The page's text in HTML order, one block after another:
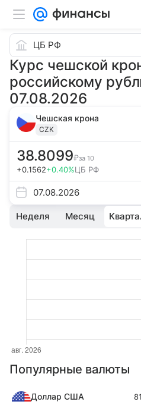
Курс чешской
российскому
07.08.2026
ЦБ РФ
Чешская крона
CZK
38.8099₽за 10
+0.1562+0.40%ЦБ РФ
07.08.2026
Неделя Месяц
Популярные валюты
Доллар США